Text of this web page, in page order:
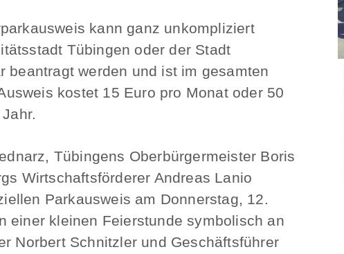
kann ganz unkompliziert
Tübingen oder der Stadt
beantragt werden und ist im gesamten
kostet 15 Euro pro Monat oder 50
Tübingens Oberbürgermeister Boris
Wirtschaftsförderer Andreas Lanio
Parkausweis am Donnerstag, 12.
einer kleinen Feierstunde symbolisch an
Norbert Schnitzler und Geschäftsführer